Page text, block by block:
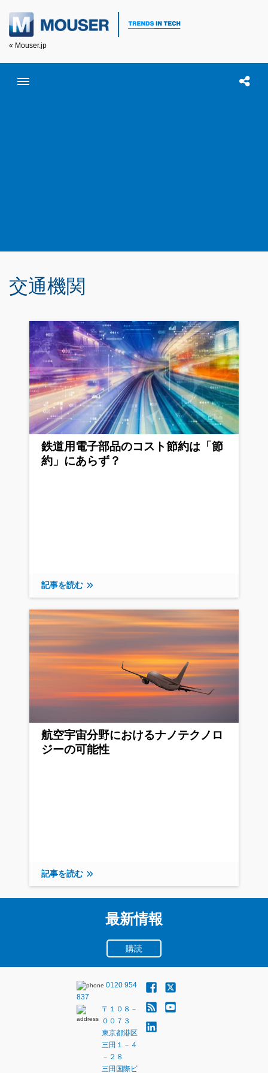
« Mouser.jp
Toggle menubar Open こ
交通機関
鉄道用電子部品のコスト節約は「節
約」にあらず？
記事を読む
航空宇宙分野におけるナノテクノロ
ジーの可能性
記事を読む
最新情報
購読
0120 954
837
〒１０８－
００７３
東京都港区
三田１－４
－２８
三田国際ビ